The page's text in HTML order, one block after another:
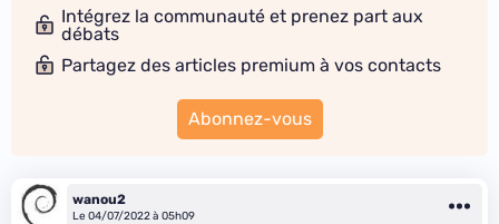
Intégrez la communauté et prenez part aux
débats
Partagez des articles premium à vos contacts
Abonnez-vous
wanou2
Le 04/07/2022 à 05h09